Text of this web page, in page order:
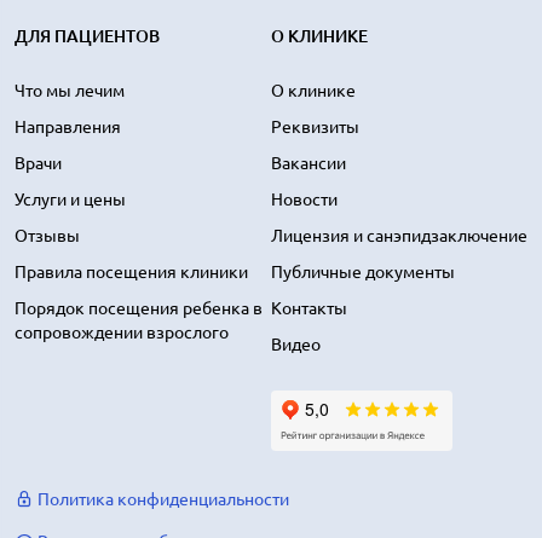
ДЛЯ ПАЦИЕНТОВ
Что мы лечим
Направления
Врачи
Услуги и цены
Отзывы
Правила посещения клиники
Порядок посещения ребенка в
сопровождении взрослого
О КЛИНИКЕ
О клинике
Реквизиты
Вакансии
Новости
Лицензия и санэпидзаключение
Публичные документы
Контакты
Видео
Политика конфиденциальности